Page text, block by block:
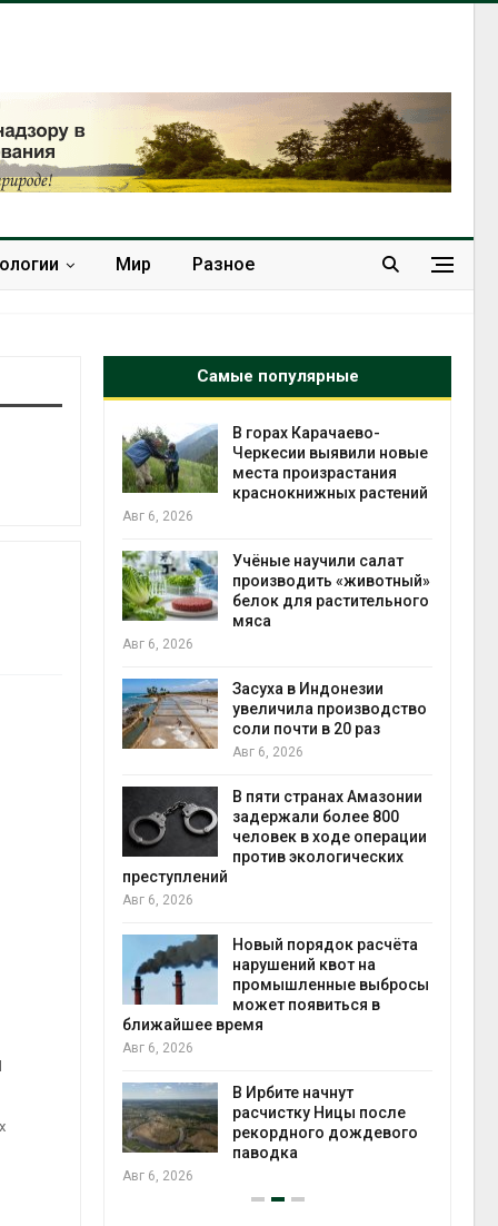
Мир Разное
Самые популярные
В горах Карачаево-
Черкесии выявили новые
места произрастания
краснокнижных растений
Авг 6, 2026
Учёные научили салат
производить «животный»
белок для растительного
мяса
Авг 6, 2026
Засуха в Индонезии
увеличила производство
соли почти в 20 раз
Авг 6, 2026
В пяти странах Амазонии
задержали более 800
человек в ходе операции
против экологических
преступлений
Авг 6, 2026
Новый порядок расчёта
нарушений квот на
промышленные выбросы
может появиться в
ближайшее время
Авг 6, 2026
В Ирбите начнут
расчистку Ницы после
рекордного дождевого
паводка
Авг 6, 2026